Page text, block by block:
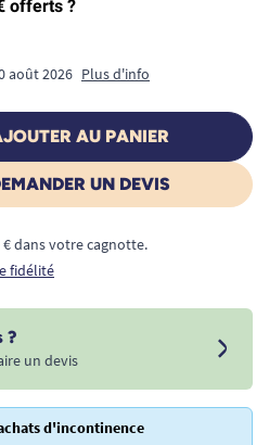
août 2026 Plus d'info
AU PANIER
UN DEVIS
€ dans votre cagnotte.
fidélité
?
un devis
d'incontinence